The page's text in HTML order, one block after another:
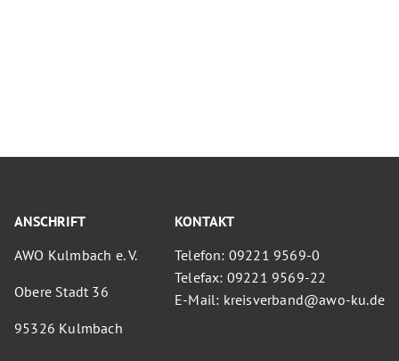
ANSCHRIFT
AWO Kulmbach e. V.
Obere Stadt 36
95326 Kulmbach
KONTAKT
Telefon: 09221 9569-0
Telefax: 09221 9569-22
E-Mail: kreisverband@awo-ku.de